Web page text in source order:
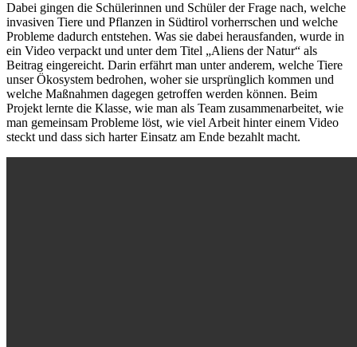
Dabei gingen die Schülerinnen und Schüler der Frage nach, welche
invasiven Tiere und Pflanzen in Südtirol vorherrschen und welche
Probleme dadurch entstehen. Was sie dabei herausfanden, wurde in
ein Video verpackt und unter dem Titel „Aliens der Natur“ als
Beitrag eingereicht. Darin erfährt man unter anderem, welche Tiere
unser Ökosystem bedrohen, woher sie ursprünglich kommen und
welche Maßnahmen dagegen getroffen werden können. Beim
Projekt lernte die Klasse, wie man als Team zusammenarbeitet, wie
man gemeinsam Probleme löst, wie viel Arbeit hinter einem Video
steckt und dass sich harter Einsatz am Ende bezahlt macht.